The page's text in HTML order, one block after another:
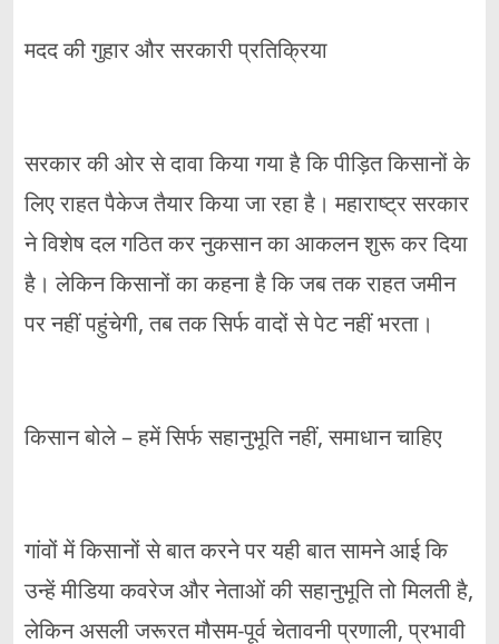
मदद की गुहार और सरकारी प्रतिक्रिया
सरकार की ओर से दावा किया गया है कि पीड़ित किसानों के
लिए राहत पैकेज तैयार किया जा रहा है। महाराष्ट्र सरकार
ने विशेष दल गठित कर नुकसान का आकलन शुरू कर दिया
है। लेकिन किसानों का कहना है कि जब तक राहत जमीन
पर नहीं पहुंचेगी, तब तक सिर्फ वादों से पेट नहीं भरता।
किसान बोले – हमें सिर्फ सहानुभूति नहीं, समाधान चाहिए
गांवों में किसानों से बात करने पर यही बात सामने आई कि
उन्हें मीडिया कवरेज और नेताओं की सहानुभूति तो मिलती है,
लेकिन असली जरूरत मौसम-पूर्व चेतावनी प्रणाली, प्रभावी